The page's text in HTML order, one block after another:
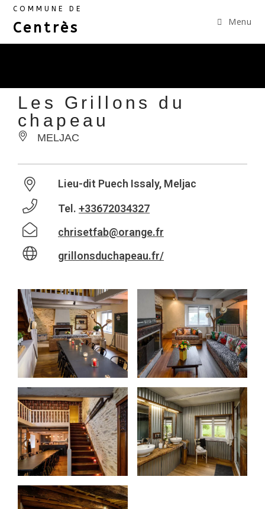
COMMUNE DE
Centrès Menu
Les Grillons du
chapeau
MELJAC
Lieu-dit Puech Issaly, Meljac
Tel. +33672034327
chrisetfab@orange.fr
grillonsduchapeau.fr/